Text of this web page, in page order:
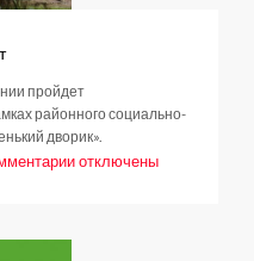
пройдет
районного социально-
дворик».
котключены